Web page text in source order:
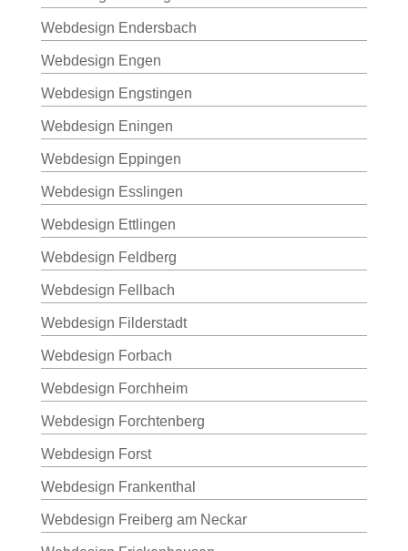
Webdesign Endersbach
Webdesign Engen
Webdesign Engstingen
Webdesign Eningen
Webdesign Eppingen
Webdesign Esslingen
Webdesign Ettlingen
Webdesign Feldberg
Webdesign Fellbach
Webdesign Filderstadt
Webdesign Forbach
Webdesign Forchheim
Webdesign Forchtenberg
Webdesign Forst
Webdesign Frankenthal
Webdesign Freiberg am Neckar